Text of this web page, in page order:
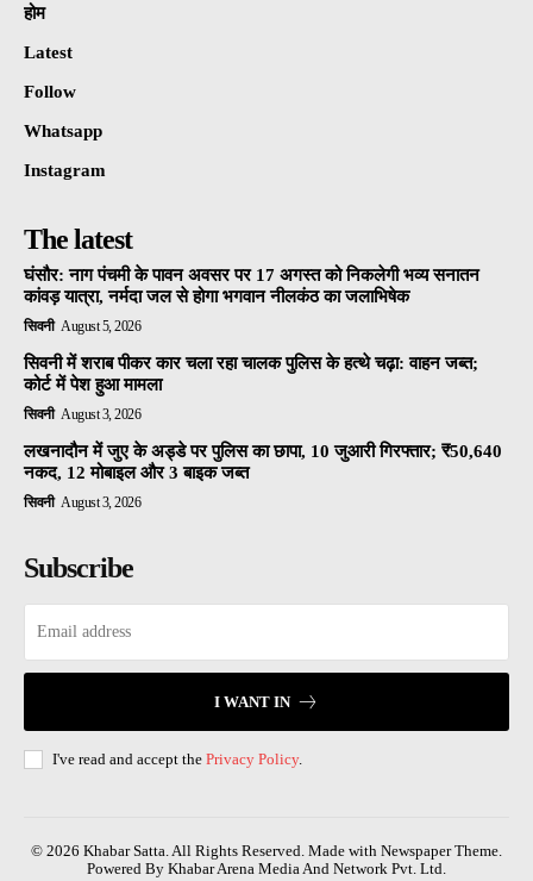
होम
Latest
Follow
Whatsapp
Instagram
The latest
घंसौर: नाग पंचमी के पावन अवसर पर 17 अगस्त को निकलेगी भव्य सनातन
कांवड़ यात्रा, नर्मदा जल से होगा भगवान नीलकंठ का जलाभिषेक
सिवनी August 5, 2026
सिवनी में शराब पीकर कार चला रहा चालक पुलिस के हत्थे चढ़ा: वाहन जब्त;
कोर्ट में पेश हुआ मामला
सिवनी August 3, 2026
लखनादौन में जुए के अड्डे पर पुलिस का छापा, 10 जुआरी गिरफ्तार; ₹50,640
नकद, 12 मोबाइल और 3 बाइक जब्त
सिवनी August 3, 2026
Subscribe
I WANT IN
I've read and accept the Privacy Policy.
© 2026 Khabar Satta. All Rights Reserved. Made with Newspaper Theme.
Powered By Khabar Arena Media And Network Pvt. Ltd.